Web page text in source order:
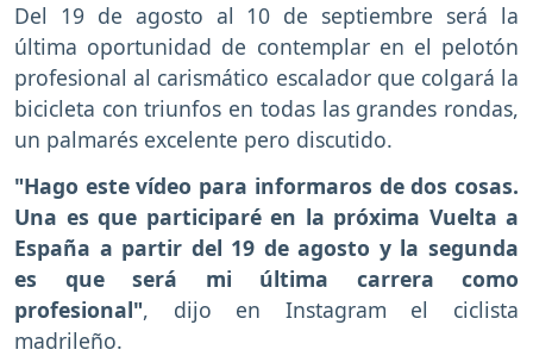
Del 19 de agosto al 10 de septiembre será la
última oportunidad de contemplar en el pelotón
profesional al carismático escalador que colgará la
bicicleta con triunfos en todas las grandes rondas,
un palmarés excelente pero discutido.
"Hago este vídeo para informaros de dos cosas.
Una es que participaré en la próxima Vuelta a
España a partir del 19 de agosto y la segunda
es que será mi última carrera como
profesional", dijo en Instagram el ciclista
madrileño.